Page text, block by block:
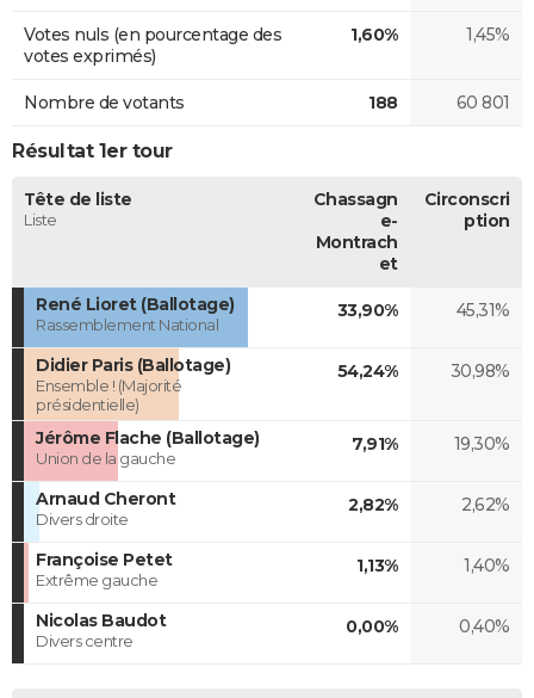
Votes nuls (en pourcentage des
votes exprimés)
1,60% 1,45%
Nombre de votants 188 60 801
Résultat 1er tour
Tête de liste
Liste
Chassagn
e-
Montrach
et
Circonscri
ption
René Lioret (Ballotage)
Rassemblement National
33,90% 45,31%
Didier Paris (Ballotage)
Ensemble ! (Majorité
présidentielle)
54,24% 30,98%
Jérôme Flache (Ballotage)
Union de la gauche
7,91% 19,30%
Arnaud Cheront
Divers droite
2,82% 2,62%
Françoise Petet
Extrême gauche
1,13% 1,40%
Nicolas Baudot
Divers centre
0,00% 0,40%